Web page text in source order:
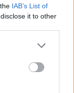
IAB’s List of
it to other